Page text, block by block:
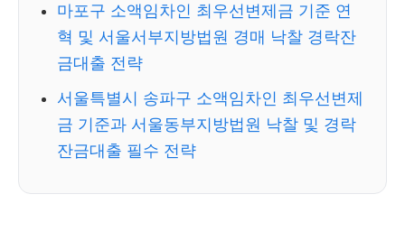
마포구 소액임차인 최우선변제금 기준 연
혁 및 서울서부지방법원 경매 낙찰 경락잔
금대출 전략
서울특별시 송파구 소액임차인 최우선변제
금 기준과 서울동부지방법원 낙찰 및 경락
잔금대출 필수 전략